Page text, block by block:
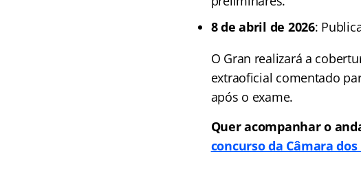
8 de abril de 2026:
O Gran realizará a
extraoficial comentado
após o exame.
Quer acompanhar o
concurso da Câmara